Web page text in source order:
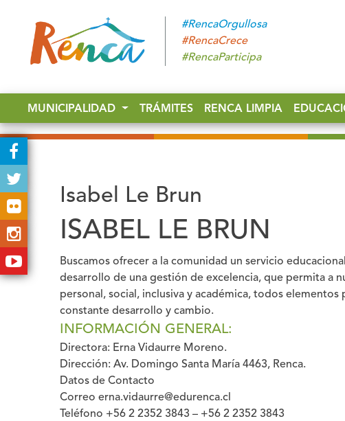
#RencaOrgullosa
#RencaCrece
#RencaParticipa
MUNICIPALIDAD TRÁMITES RENCA LIMPIA
Isabel Le Brun
ISABEL LE BRUN
Buscamos ofrecer a la comunidad un servicio
desarrollo de una gestión de excelencia, que permita a
personal, social, inclusiva y académica, todos
constante desarrollo y cambio.
INFORMACIÓN GENERAL:
Directora: Erna Vidaurre Moreno.
Dirección: Av. Domingo Santa María 4463, Renca.
Datos de Contacto
Correo erna.vidaurre@edurenca.cl
Teléfono +56 2 2352 3843 – +56 2 2352 3843